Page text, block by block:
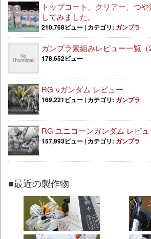
トップコート、クリアー、つ
してみました。
210,768ビュー | カテゴリ: ガンプラ
ガンプラ素組みレビュー一覧（
178,652ビュー
RG νガンダム レビュー
169,221ビュー | カテゴリ: ガンプラ
RG ユニコーンガンダム レビュ
157,993ビュー | カテゴリ: ガンプラ
■最近の製作物